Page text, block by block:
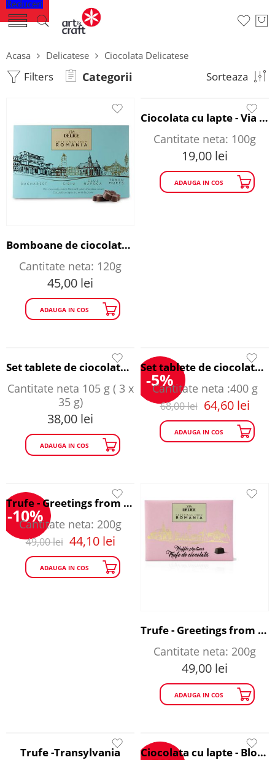
Reduceri
Acasa Delicatese Ciocolata Delicatese
Filters Categorii Sorteaza
Bomboane de ciocolata - Memories from Romania
Cantitate neta: 120g
45,00 lei
ADAUGA IN COS
Ciocolata cu lapte - Via Delice
Cantitate neta: 100g
19,00 lei
ADAUGA IN COS
Set tablete de ciocolata cu lapte si cirese confiate - Via Delice
Cantitate neta 105 g ( 3 x
35 g)
38,00 lei
ADAUGA IN COS
-5%
Set tablete de ciocolata Memories from Bucharest - Via Delice
Cantitate neta :400 g
68,00lei 64,60 lei
ADAUGA IN COS
-10%
Trufe - Greetings from Bucharest
Cantitate neta: 200g
49,00lei 44,10 lei
ADAUGA IN COS
Trufe - Greetings from Romania
Cantitate neta: 200g
49,00 lei
ADAUGA IN COS
Trufe -Transylvania Ciocolata cu lapte - Bloody Famous